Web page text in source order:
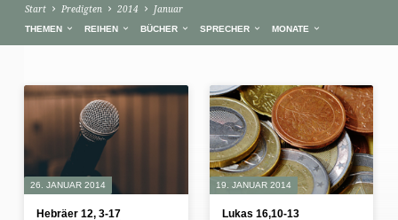
Start Predigten 2014 Januar
THEMEN REIHEN BÜCHER SPRECHER MONATE
PREDIGTEN
FROM
JANUAR
2014
26. JANUAR 2014
Hebräer 12, 3-17
19. JANUAR 2014
Lukas 16,10-13